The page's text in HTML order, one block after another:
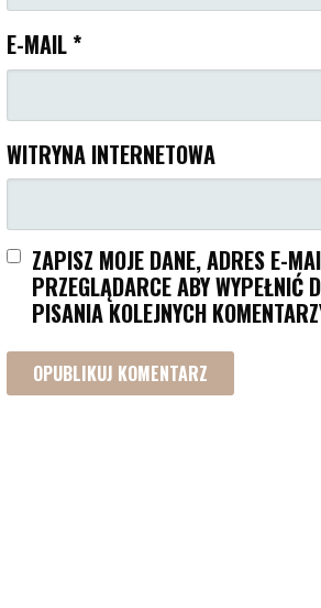
E-MAIL *
WITRYNA INTERNETOWA
ZAPISZ MOJE DANE, ADRES E-
PRZEGLĄDARCE ABY WYPEŁNIĆ
PISANIA KOLEJNYCH